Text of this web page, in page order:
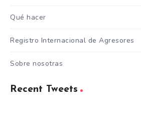
Qué hacer
Registro Internacional de Agresores
Sobre nosotras
Recent Tweets